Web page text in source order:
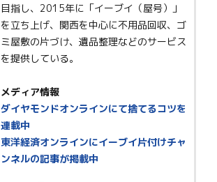
目指し、2015年に「イーブイ（屋号）」
を立ち上げ、関西を中心に不用品回収、ゴ
ミ屋敷の片づけ、遺品整理などのサービス
を提供している。
メディア情報
ダイヤモンドオンラインにて捨てるコツを
連載中
東洋経済オンラインにイーブイ片付けチャ
ンネルの記事が掲載中